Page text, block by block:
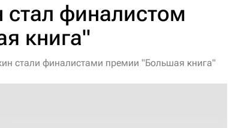
финалистом
книга"
стали финалистами премии "Большая книга"